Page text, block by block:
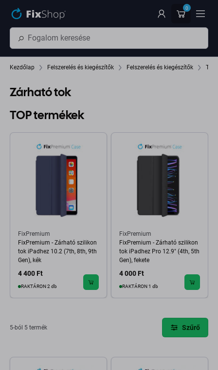
0
Kezdőlap Felszerelés és kiegészítők Felszerelés és kiegészítők
Zárható tok
TOP termékek
FixPremium
FixPremium - Zárható szilikon
tok iPadhez 10.2 (7th, 8th, 9th
Gen), kék
4 400 Ft
RAKTÁRON 2 db
FixPremium
FixPremium - Zárható szilikon
tok iPadhez Pro 12.9" (4th, 5th
Gen), fekete
4 000 Ft
RAKTÁRON 1 db
5-ból 5 termék Szűrő